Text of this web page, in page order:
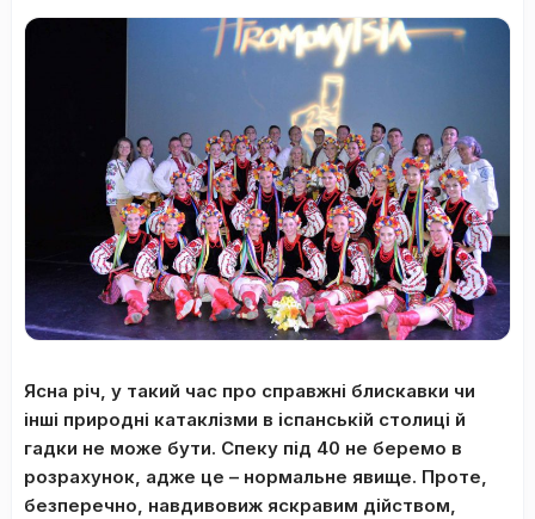
Ясна річ, у такий час про справжні блискавки чи
інші природні катаклізми в іспанській столиці й
гадки не може бути. Спеку під 40 не беремо в
розрахунок, адже це – нормальне явище. Проте,
безперечно, навдивовиж яскравим дійством,